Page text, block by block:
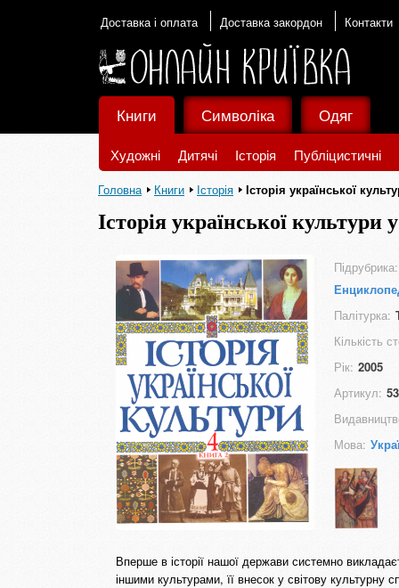
Доставка і оплата Доставка закордон Контакти
Книги
Художні Дитячі Історія Публіцистичні
Символіка Одяг
Головна Книги Історія Історія української
Історія української
Підрубрика:
Палітурка:
Кількість
Рік: 2005
Артикул:
Мова:
Вперше в історії нашої держави системно
іншими культурами, її внесок у світову культурну